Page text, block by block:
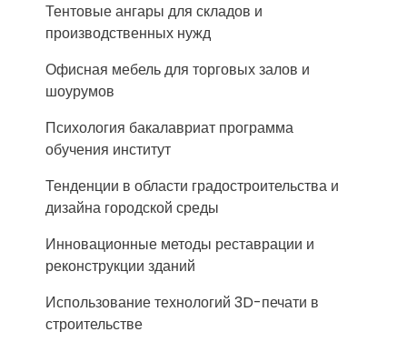
Тентовые ангары для складов и
производственных нужд
Офисная мебель для торговых залов и
шоурумов
Психология бакалавриат программа
обучения институт
Тенденции в области градостроительства и
дизайна городской среды
Инновационные методы реставрации и
реконструкции зданий
Использование технологий 3D-печати в
строительстве